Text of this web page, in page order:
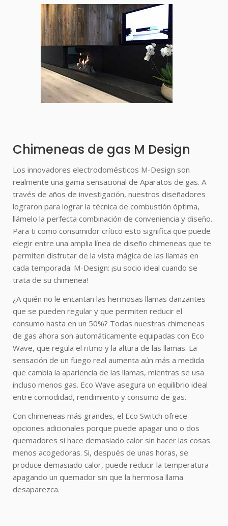
Chimeneas de gas M Design
Los innovadores electrodomésticos M-Design son
realmente una gama sensacional de Aparatos de gas. A
través de años de investigación, nuestros diseñadores
lograron para lograr la técnica de combustión óptima,
llámelo la perfecta combinación de conveniencia y diseño.
Para ti como consumidor crítico esto significa que puede
elegir entre una amplia línea de diseño chimeneas que te
permiten disfrutar de la vista mágica de las llamas en
cada temporada. M-Design: ¡su socio ideal cuando se
trata de su chimenea!
¿A quién no le encantan las hermosas llamas danzantes
que se pueden regular y que permiten reducir el
consumo hasta en un 50%? Todas nuestras chimeneas
de gas ahora son automáticamente equipadas con Eco
Wave, que regula el ritmo y la altura de las llamas. La
sensación de un fuego real aumenta aún más a medida
que cambia la apariencia de las llamas, mientras se usa
incluso menos gas. Eco Wave asegura un equilibrio ideal
entre comodidad, rendimiento y consumo de gas.
Con chimeneas más grandes, el Eco Switch ofrece
opciones adicionales porque puede apagar uno o dos
quemadores si hace demasiado calor sin hacer las cosas
menos acogedoras. Si, después de unas horas, se
produce demasiado calor, puede reducir la temperatura
apagando un quemador sin que la hermosa llama
desaparezca.